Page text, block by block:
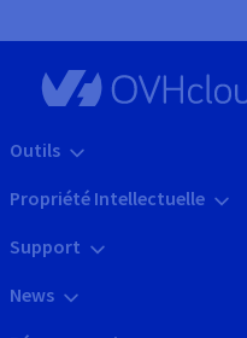
Outils
Propriété Intellectuelle
Support
News